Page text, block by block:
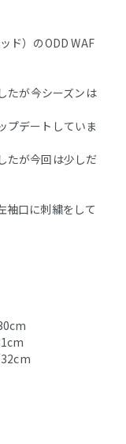
ド）のODD WAF
たが今シーズンは
プデートしていま
たが今回は少しだ
袖口に刺繍をして